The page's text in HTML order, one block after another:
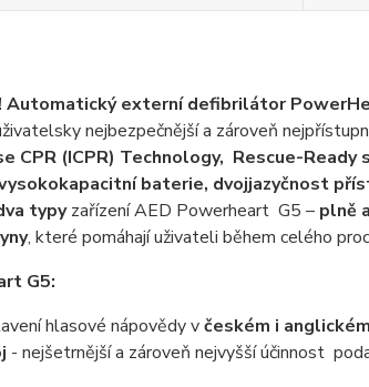
Automatický externí defibrilátor
nejbezpečnější a zároveň
CPR (ICPR) Technology, Rescue-
baterie, dvojjazyčnost
typyzařízení AED Powerheart G5 – plně
, které pomáhají uživateli během celého
G5:
hlasové nápovědy včeském i
- nejšetrnější a zároveň nejvyšší účinnost